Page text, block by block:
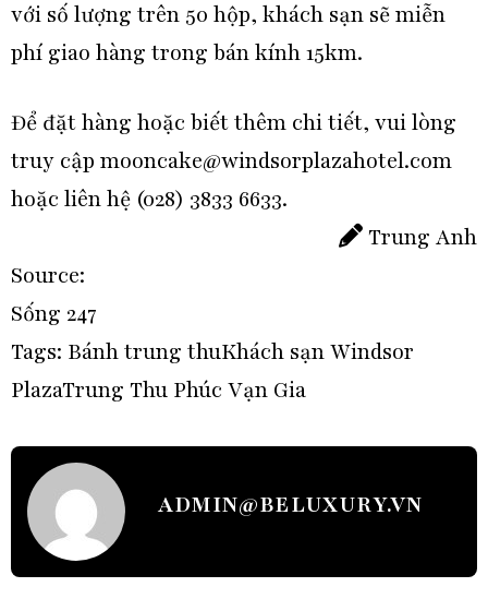
với số lượng trên 50 hộp, khách sạn sẽ miễn
phí giao hàng trong bán kính 15km.
Để đặt hàng hoặc biết thêm chi tiết, vui lòng
truy cập mooncake@windsorplazahotel.com
hoặc liên hệ (028) 3833 6633.
Trung Anh
Source:
Sống 247
Tags: Bánh trung thuKhách sạn Windsor
PlazaTrung Thu Phúc Vạn Gia
ADMIN@BELUXURY.VN